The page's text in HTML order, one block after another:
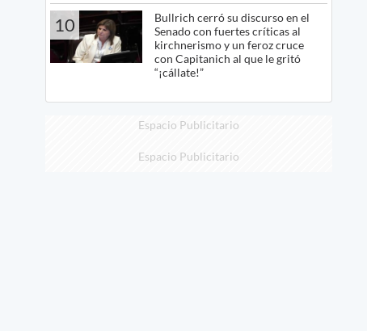
10
Bullrich cerró su discurso en el
Senado con fuertes críticas al
kirchnerismo y un feroz cruce
con Capitanich al que le gritó
“¡cállate!”
Espacio Publicitario
Espacio Publicitario